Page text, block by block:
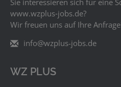
www.wzplus‑jobs.de?
Wir freuen uns auf Ihre
info@wzplus-jobs.de
WZ PLUS